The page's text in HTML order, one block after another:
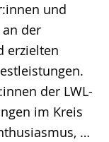
und
der
erzielten
der LWL-
im Kreis
…